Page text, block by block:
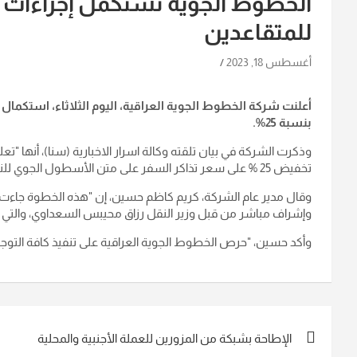
للمتقاعدين
أغسطس 18, 2023
أعلنت شركة الخطوط الجوية العراقية، اليوم الثلاثاء،
بنسبة 25%.
وذكرت الشركة في بيان تلقته وكالة اسرار الاخبارية (سنا)، أنها
تخفيض 25 ‎%‎ على سعر تذاكر السفر على متن الأسطول الجوي للناقل الوطني ويكون ذلك التخفيض شاملاً لتذكرة وأحدة سنوياً".
وقال مدير عام الشركة، كريم كاظم حسين، إن "هذه الخطوة جاءت
وإشراف مباشر من قبل وزير النقل رزاق محيبس السعداوي،
وأكد حسين، "حرص الخطوط الجوية العراقية على تنفيذ كافة
الإطاحة بشبكة من المزورين للعملة الأجنبية والمحلية